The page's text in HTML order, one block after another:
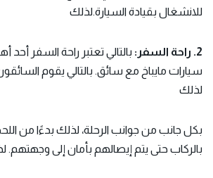
للانشغال بقيادة السيارة.لذلك
2. راحة السفر:
بالتالي تعتبر راحة السفر أحد
سيارات مايباخ مع سائق. بالتالي يقوم
لذلك
بكل جانب من جوانب الرحلة، لذلك بدءًا من
بالركاب حتى يتم إيصالهم بأمان إلى وجهتهم.